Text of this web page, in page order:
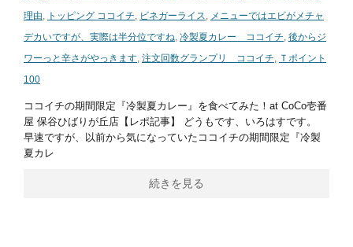
理由, トッピング ココイチ, ビネガーライス, メニューではエビがメチャ
デカいですが、実際は半分位ですね, 冷製夏カレー ココイチ, 後からジ
ワーっと辛さがやっきます, 注文回数グランプリ ココイチ, Ｔポイント
100
ココイチの期間限定『冷製夏カレー』を食べてみた！at CoCo壱番
屋 保谷ひばりが丘店【レポ記事】 どうもです、いろはすです。
早速ですが、以前から気になっていたココイチの期間限定『冷製
夏カレ
続きを見る